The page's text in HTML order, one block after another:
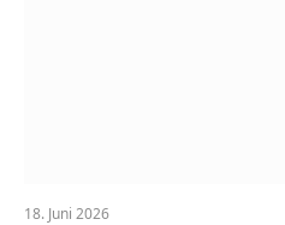
18. Juni 2026